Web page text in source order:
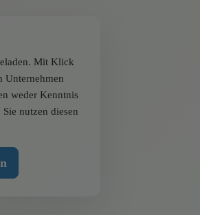
Mit Klick
Unternehmen
weder Kenntnis
nutzen diesen